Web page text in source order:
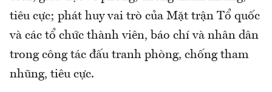
tiêu cực; phát huy vai trò của Mặt trận Tổ quốc
và các tổ chức thành viên, báo chí và nhân dân
trong công tác đấu tranh phòng, chống tham
nhũng, tiêu cực.